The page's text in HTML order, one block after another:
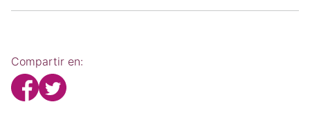
Compartir en: